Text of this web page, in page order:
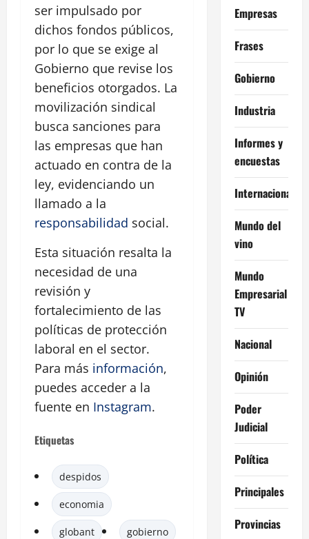
ser impulsado por
dichos fondos públicos,
por lo que se exige al
Gobierno que revise los
beneficios otorgados. La
movilización sindical
busca sanciones para
las empresas que han
actuado en contra de la
ley, evidenciando un
llamado a la
responsabilidad social.
Esta situación resalta la
necesidad de una
revisión y
fortalecimiento de las
políticas de protección
laboral en el sector.
Para más información,
puedes acceder a la
fuente en Instagram.
Etiquetas
despidos
economia
globant gobierno
Empresas
Frases
Gobierno
Industria
Informes y
encuestas
Internacional
Mundo del
vino
Mundo
Empresarial
TV
Nacional
Opinión
Poder
Judicial
Política
Principales
Provincias